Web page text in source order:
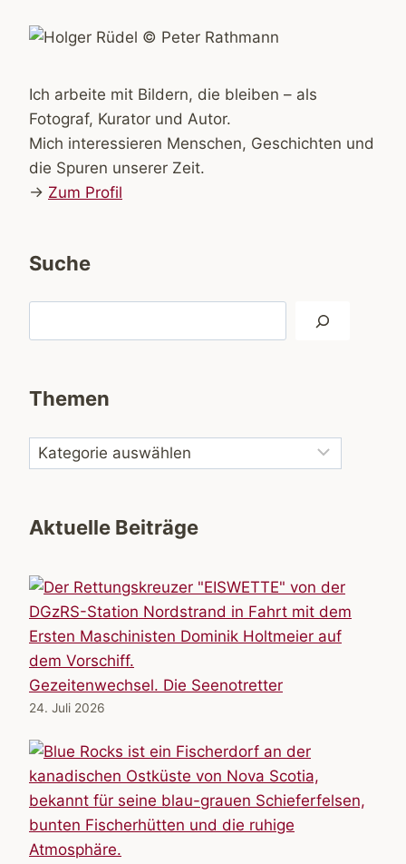
Ich arbeite mit Bildern, die bleiben – als
Fotograf, Kurator und Autor.
Mich interessieren Menschen, Geschichten und
die Spuren unserer Zeit.
→ Zum Profil
Suche
Themen
Aktuelle Beiträge
Gezeitenwechsel. Die Seenotretter
24. Juli 2026